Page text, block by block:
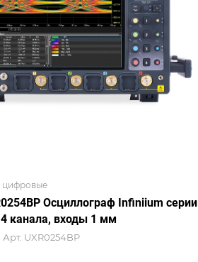
Осциллограф Infiniium серии
4 канала, входы 1 мм
Арт. UXR0254BP